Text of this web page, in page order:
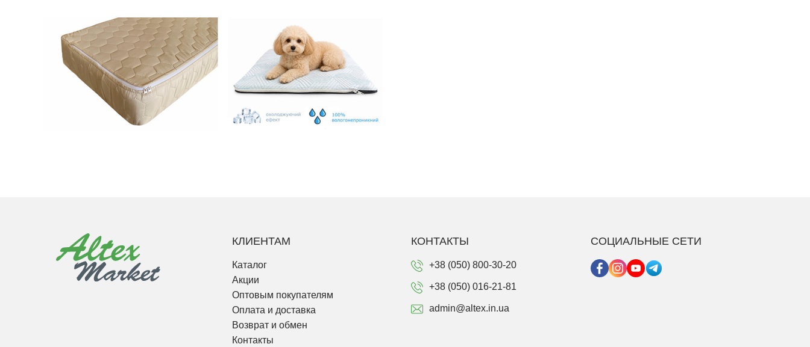
КЛИЕНТАМ
Каталог
Акции
Оптовым покупателям
Оплата и доставка
Возврат и обмен
Контакты
КОНТАКТЫ
+38 (050) 800-30-20
+38 (050) 016-21-81
admin@altex.in.ua
СОЦИАЛЬНЫЕ СЕТИ